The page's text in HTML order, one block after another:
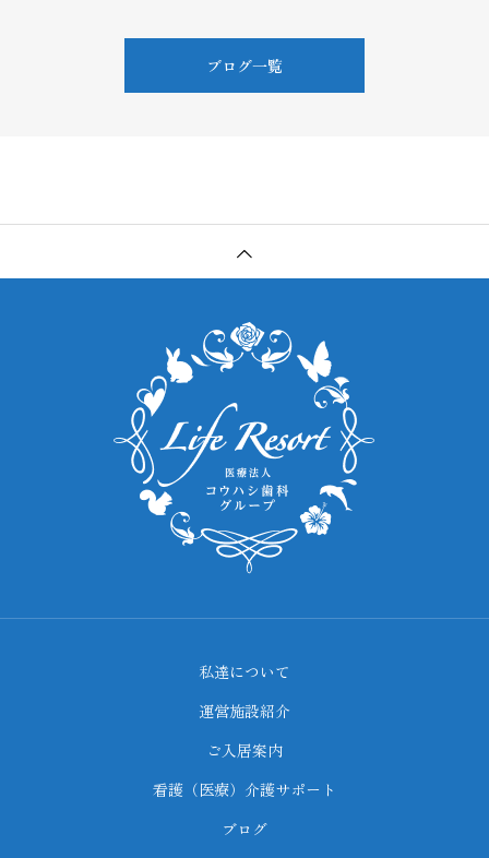
ブログ一覧
私達について
運営施設紹介
ご入居案内
看護（医療）介護サポート
ブログ